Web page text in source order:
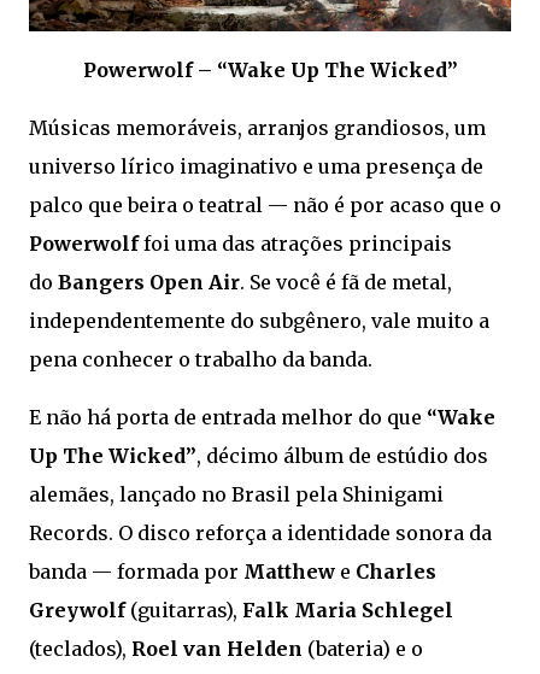
Powerwolf – “Wake Up The Wicked”
Músicas memoráveis, arranjos grandiosos, um
universo lírico imaginativo e uma presença de
palco que beira o teatral — não é por acaso que o
Powerwolffoi uma das atrações principais
do Bangers Open Air. Se você é fã de metal,
independentemente do subgênero, vale muito a
pena conhecer o trabalho da banda.
E não há porta de entrada melhor do que “Wake
Up The Wicked”, décimo álbum de estúdio dos
alemães, lançado no Brasil pela Shinigami
Records. O disco reforça a identidade sonora da
banda — formada por Matthew e Charles
Greywolf(guitarras), Falk Maria Schlegel
(teclados), Roel van Helden (bateria) e o